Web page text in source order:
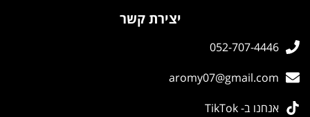
יצירת קשר
052-707-4446
aromy07@gmail.com
אנחנו ב- TikTok